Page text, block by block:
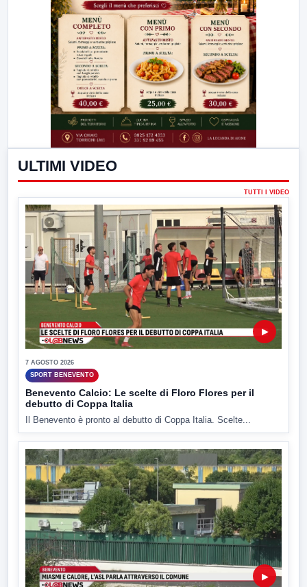
ULTIMI VIDEO
TUTTI I VIDEO
▶
7 AGOSTO 2026
SPORT BENEVENTO
Benevento Calcio: Le scelte di Floro Flores per il
debutto di Coppa Italia
Il Benevento è pronto al debutto di Coppa Italia. Scelte...
▶